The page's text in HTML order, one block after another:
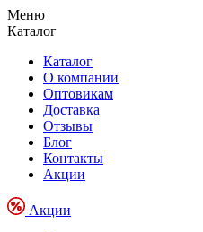
Меню
Каталог
Каталог
О компании
Оптовикам
Доставка
Отзывы
Блог
Контакты
Акции
Акции